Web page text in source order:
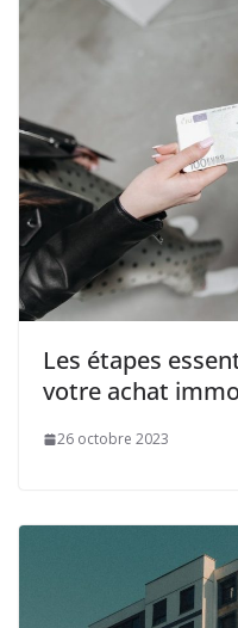
Les étapes
votre achat
26 octobre 2023